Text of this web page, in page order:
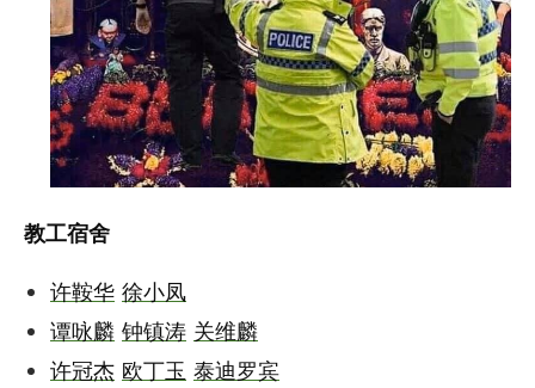
教工宿舍
许鞍华 徐小凤
谭咏麟 钟镇涛 关维麟
许冠杰 欧丁玉 泰迪罗宾